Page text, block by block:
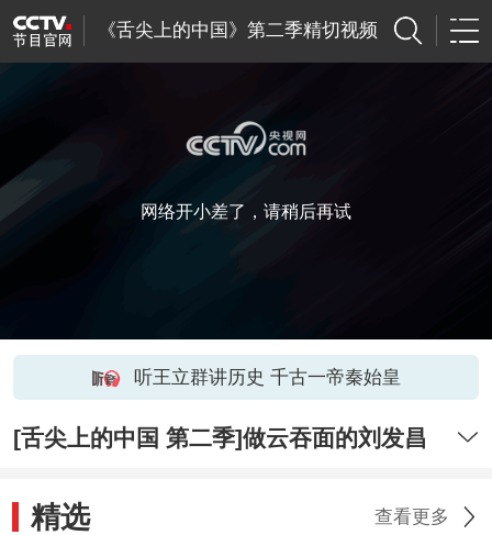
《舌尖上的中国》第二季精切视频
网络开小差了，请稍后再试
听王立群讲历史 千古一帝秦始皇
[舌尖上的中国 第二季]做云吞面的刘发昌
精选 查看更多